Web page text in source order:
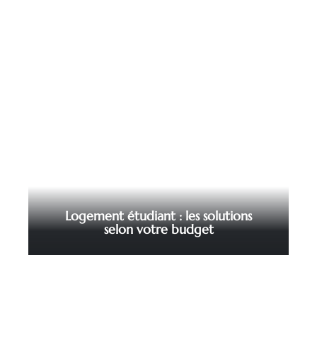
Logement étudiant : les solutions
selon votre budget